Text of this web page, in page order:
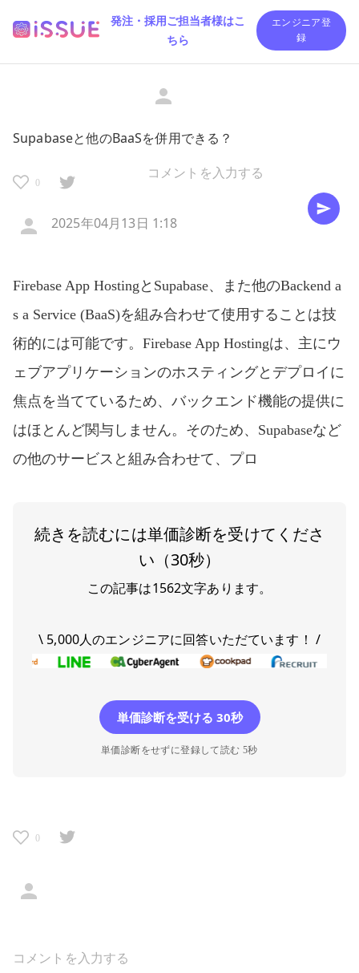
発注・採用ご担当者様はこ
ちら
エンジニア登
録
Supabaseと他のBaaSを併用できる？
0
2025年04月13日 1:18
Firebase App HostingとSupabase、また他のBackend a
s a Service (BaaS)を組み合わせて使用することは技
術的には可能です。Firebase App Hostingは、主にウ
ェブアプリケーションのホスティングとデプロイに
焦点を当てているため、バックエンド機能の提供に
はほとんど関与しません。そのため、Supabaseなど
の他のサービスと組み合わせて、プロ
続きを読むには単価診断を受けてくださ
い（30秒）
この記事は1562文字あります。
\ 5,000人のエンジニアに回答いただています！ /
単価診断を受ける 30秒
単価診断をせずに登録して読む 5秒
0